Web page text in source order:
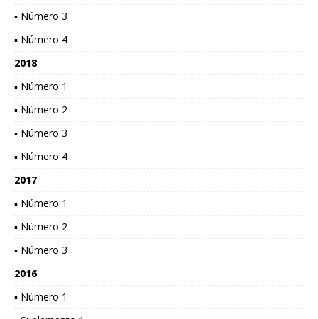
▪ Número 3
▪ Número 4
2018
▪ Número 1
▪ Número 2
▪ Número 3
▪ Número 4
2017
▪ Número 1
▪ Número 2
▪ Número 3
2016
▪ Número 1